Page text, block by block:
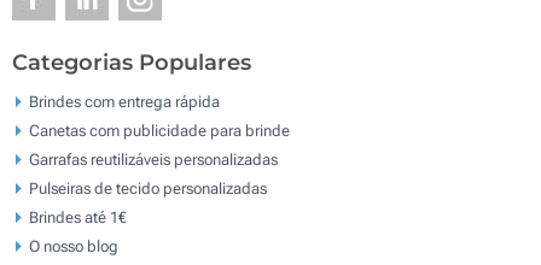
Categorias Populares
Brindes com entrega rápida
Canetas com publicidade para brinde
Garrafas reutilizáveis personalizadas
Pulseiras de tecido personalizadas
Brindes até 1€
O nosso blog